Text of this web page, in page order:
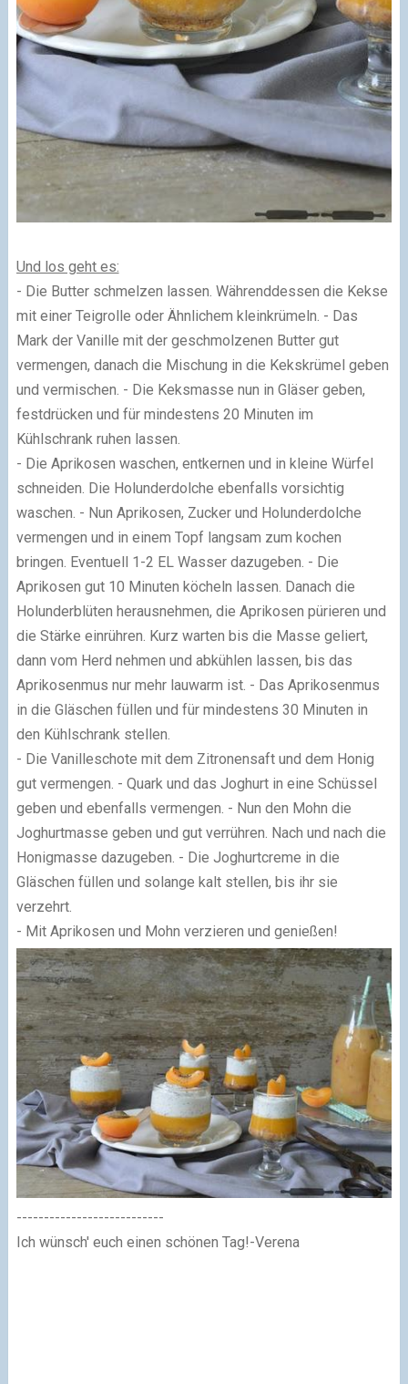
Und los geht es:
- Die Butter schmelzen lassen. Währenddessen die Kekse
mit einer Teigrolle oder Ähnlichem kleinkrümeln. - Das
Mark der Vanille mit der geschmolzenen Butter gut
vermengen, danach die Mischung in die Kekskrümel geben
und vermischen. - Die Keksmasse nun in Gläser geben,
festdrücken und für mindestens 20 Minuten im
Kühlschrank ruhen lassen.
- Die Aprikosen waschen, entkernen und in kleine Würfel
schneiden. Die Holunderdolche ebenfalls vorsichtig
waschen. - Nun Aprikosen, Zucker und Holunderdolche
vermengen und in einem Topf langsam zum kochen
bringen. Eventuell 1-2 EL Wasser dazugeben. - Die
Aprikosen gut 10 Minuten köcheln lassen. Danach die
Holunderblüten herausnehmen, die Aprikosen pürieren und
die Stärke einrühren. Kurz warten bis die Masse geliert,
dann vom Herd nehmen und abkühlen lassen, bis das
Aprikosenmus nur mehr lauwarm ist. - Das Aprikosenmus
in die Gläschen füllen und für mindestens 30 Minuten in
den Kühlschrank stellen.
- Die Vanilleschote mit dem Zitronensaft und dem Honig
gut vermengen. - Quark und das Joghurt in eine Schüssel
geben und ebenfalls vermengen. - Nun den Mohn die
Joghurtmasse geben und gut verrühren. Nach und nach die
Honigmasse dazugeben. - Die Joghurtcreme in die
Gläschen füllen und solange kalt stellen, bis ihr sie
verzehrt.
- Mit Aprikosen und Mohn verzieren und genießen!
---------------------------
Ich wünsch' euch einen schönen Tag!-Verena